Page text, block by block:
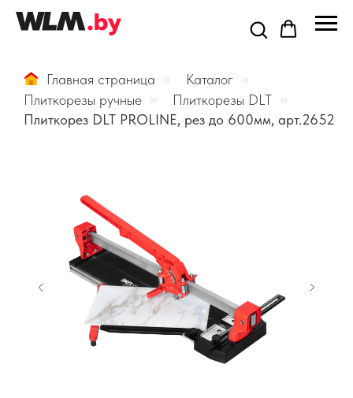
Главная страница » Каталог »
Плиткорезы ручные » Плиткорезы DLT »
Плиткорез DLT PROLINE, рез до 600мм, арт.2652